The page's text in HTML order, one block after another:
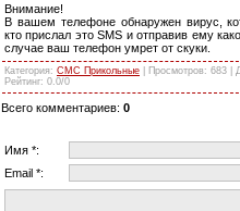
Внимание!
В вашем телефоне обнаружен вирус,
кто прислал это SMS и отправив ему
случае ваш телефон умрет от скуки.
Категория: СМС Прикольные Просмотров: 683 |
Рейтинг: 0.0/0
Всего комментариев: 0
Имя *:
Email *: